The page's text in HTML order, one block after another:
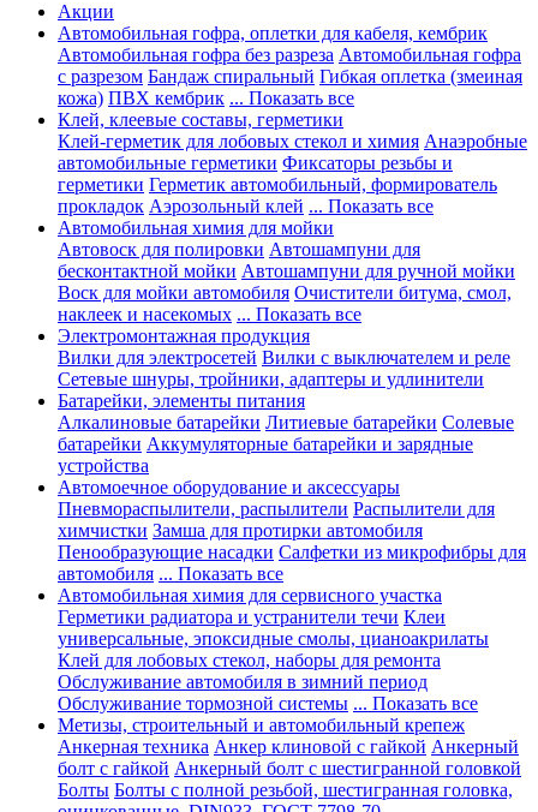
Акции
Автомобильная гофра, оплетки для кабеля, кембрик
Автомобильная гофра без разреза Автомобильная гофра
с разрезом Бандаж спиральный Гибкая оплетка (змеиная
кожа) ПВХ кембрик ... Показать все
Клей, клеевые составы, герметики
Клей-герметик для лобовых стекол и химия Анаэробные
автомобильные герметики Фиксаторы резьбы и
герметики Герметик автомобильный, формирователь
прокладок Аэрозольный клей ... Показать все
Автомобильная химия для мойки
Автовоск для полировки Автошампуни для
бесконтактной мойки Автошампуни для ручной мойки
Воск для мойки автомобиля Очистители битума, смол,
наклеек и насекомых ... Показать все
Электромонтажная продукция
Вилки для электросетей Вилки с выключателем и реле
Сетевые шнуры, тройники, адаптеры и удлинители
Батарейки, элементы питания
Алкалиновые батарейки Литиевые батарейки Солевые
батарейки Аккумуляторные батарейки и зарядные
устройства
Автомоечное оборудование и аксессуары
Пневмораспылители, распылители Распылители для
химчистки Замша для протирки автомобиля
Пенообразующие насадки Салфетки из микрофибры для
автомобиля ... Показать все
Автомобильная химия для сервисного участка
Герметики радиатора и устранители течи Клеи
универсальные, эпоксидные смолы, цианоакрилаты
Клей для лобовых стекол, наборы для ремонта
Обслуживание автомобиля в зимний период
Обслуживание тормозной системы ... Показать все
Метизы, строительный и автомобильный крепеж
Анкерная техника Анкер клиновой с гайкой Анкерный
болт с гайкой Анкерный болт с шестигранной головкой
Болты Болты с полной резьбой, шестигранная головка,